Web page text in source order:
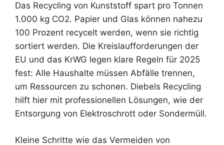
Das Recycling von Kunststoff spart pro Tonnen
1.000 kg CO2. Papier und Glas können nahezu
100 Prozent recycelt werden, wenn sie richtig
sortiert werden. Die Kreislaufforderungen der
EU und das KrWG legen klare Regeln für 2025
fest: Alle Haushalte müssen Abfälle trennen,
um Ressourcen zu schonen. Diebels Recycling
hilft hier mit professionellen Lösungen, wie der
Entsorgung von Elektroschrott oder Sondermüll.
Kleine Schritte wie das Vermeiden von